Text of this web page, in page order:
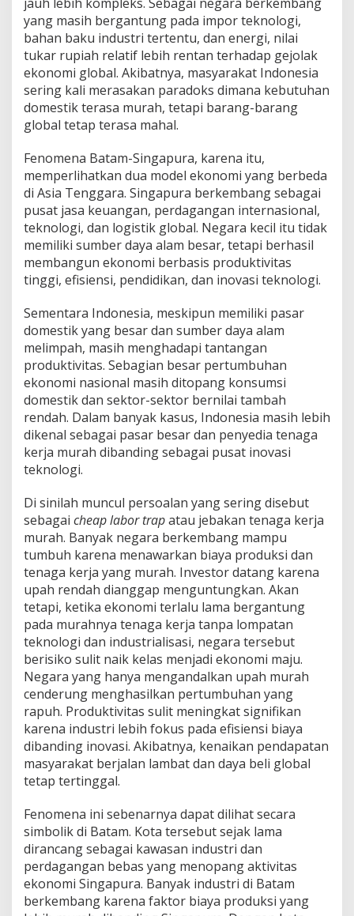
yang masih bergantung pada impor teknologi,
bahan baku industri tertentu, dan energi, nilai
tukar rupiah relatif lebih rentan terhadap gejolak
ekonomi global. Akibatnya, masyarakat Indonesia
sering kali merasakan paradoks dimana kebutuhan
domestik terasa murah, tetapi barang-barang
global tetap terasa mahal.
Fenomena Batam-Singapura, karena itu,
memperlihatkan dua model ekonomi yang berbeda
di Asia Tenggara. Singapura berkembang sebagai
pusat jasa keuangan, perdagangan internasional,
teknologi, dan logistik global. Negara kecil itu tidak
memiliki sumber daya alam besar, tetapi berhasil
membangun ekonomi berbasis produktivitas
tinggi, efisiensi, pendidikan, dan inovasi teknologi.
Sementara Indonesia, meskipun memiliki pasar
domestik yang besar dan sumber daya alam
melimpah, masih menghadapi tantangan
produktivitas. Sebagian besar pertumbuhan
ekonomi nasional masih ditopang konsumsi
domestik dan sektor-sektor bernilai tambah
rendah. Dalam banyak kasus, Indonesia masih lebih
dikenal sebagai pasar besar dan penyedia tenaga
kerja murah dibanding sebagai pusat inovasi
teknologi.
Di sinilah muncul persoalan yang sering disebut
sebagai cheap labor trapatau jebakan tenaga kerja
murah. Banyak negara berkembang mampu
tumbuh karena menawarkan biaya produksi dan
tenaga kerja yang murah. Investor datang karena
upah rendah dianggap menguntungkan. Akan
tetapi, ketika ekonomi terlalu lama bergantung
pada murahnya tenaga kerja tanpa lompatan
teknologi dan industrialisasi, negara tersebut
berisiko sulit naik kelas menjadi ekonomi maju.
Negara yang hanya mengandalkan upah murah
cenderung menghasilkan pertumbuhan yang
rapuh. Produktivitas sulit meningkat signifikan
karena industri lebih fokus pada efisiensi biaya
dibanding inovasi. Akibatnya, kenaikan pendapatan
masyarakat berjalan lambat dan daya beli global
tetap tertinggal.
Fenomena ini sebenarnya dapat dilihat secara
simbolik di Batam. Kota tersebut sejak lama
dirancang sebagai kawasan industri dan
perdagangan bebas yang menopang aktivitas
ekonomi Singapura. Banyak industri di Batam
berkembang karena faktor biaya produksi yang